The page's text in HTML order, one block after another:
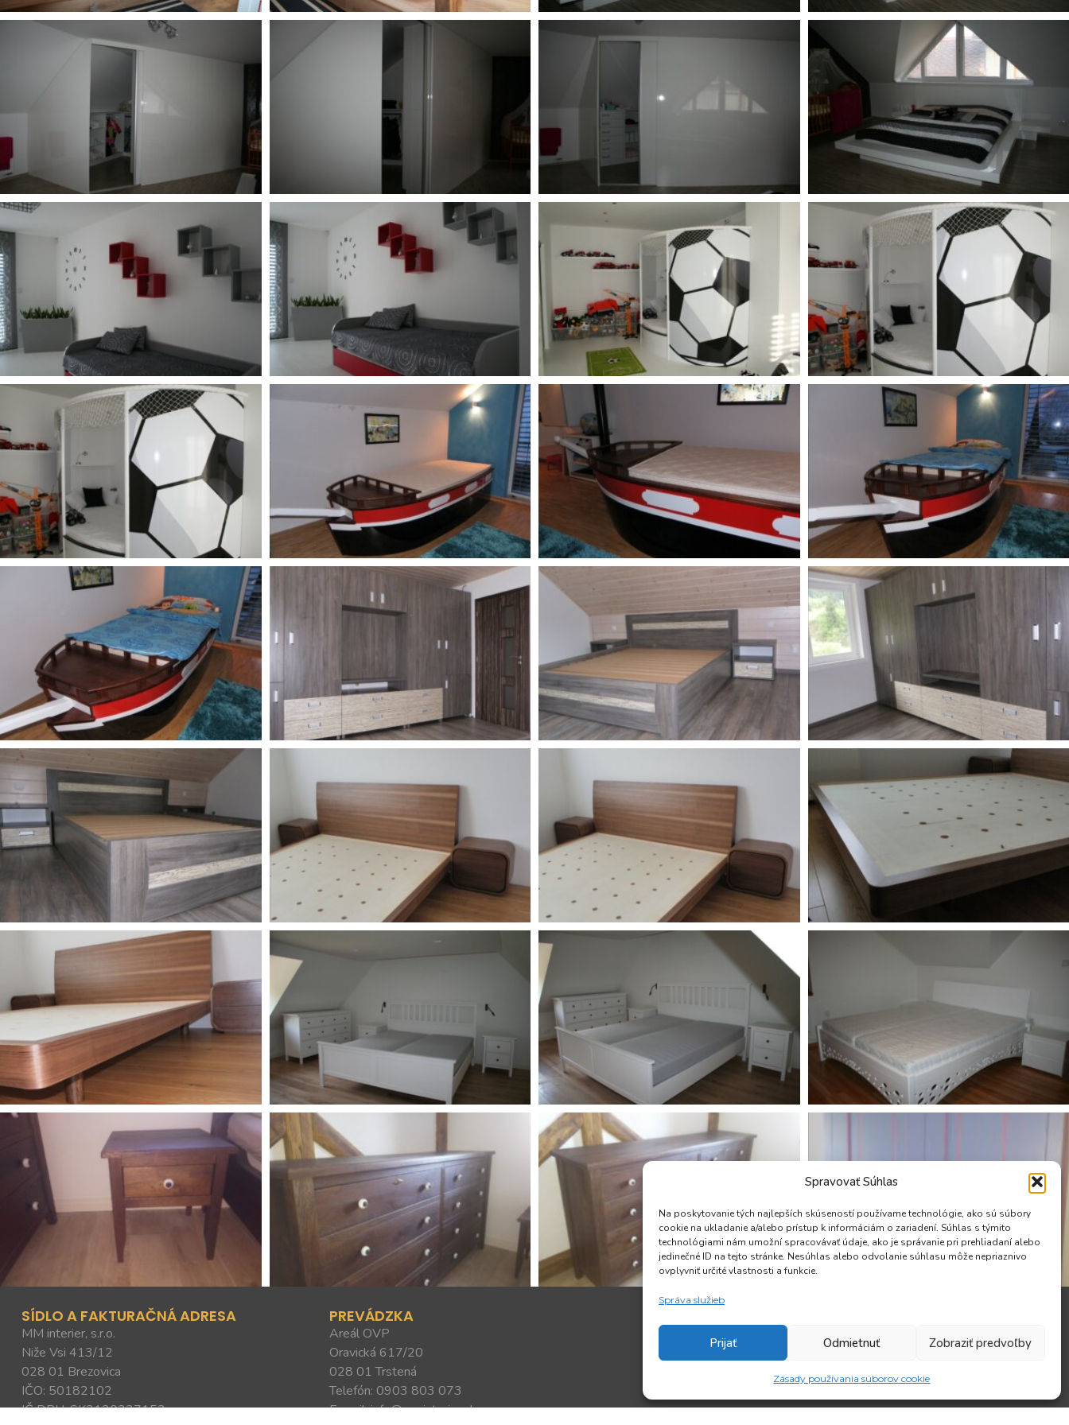
Spravovať Súhlas
Na poskytovanie tých najlepších skúseností používame technológie, ako sú súbory
cookie na ukladanie a/alebo prístup k informáciám o zariadení. Súhlas s týmito
technológiami nám umožní spracovávať údaje, ako je správanie pri prehliadaní alebo
jedinečné ID na tejto stránke. Nesúhlas alebo odvolanie súhlasu môže nepriaznivo
ovplyvniť určité vlastnosti a funkcie.
Správa služieb
Prijať Odmietnuť Zobraziť predvoľby
Zásady používania súborov cookie
SÍDLO A FAKTURAČNÁ ADRESA
MM interier, s.r.o.
Niže Vsi 413/12
028 01 Brezovica
IČO: 50182102
IČ DPH: SK2120237152
PREVÁDZKA
Areál OVP
Oravická 617/20
028 01 Trstená
Telefón: 0903 803 073
E-mail: info@mminterier.sk
vstavané skrine, interiérové dvere, drevené schody, nábytok
pre hotely, reštaurácie, ambulancie.